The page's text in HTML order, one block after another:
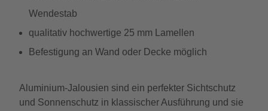
Wendestab
qualitativ hochwertige 25 mm Lamellen
Befestigung an Wand oder Decke möglich
Aluminium-Jalousien sind ein perfekter Sichtschutz
und Sonnenschutz in klassischer Ausführung und sie